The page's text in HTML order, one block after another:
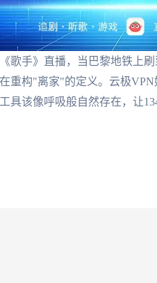
歌手》直播，当巴黎地铁上
构"离家"的定义。云极VPN
具该像呼吸般自然存在，让